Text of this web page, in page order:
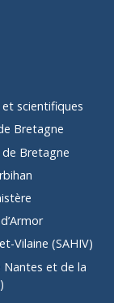
scientifiques
Bretagne
Bretagne
Vilaine (SAHIV)
et de la